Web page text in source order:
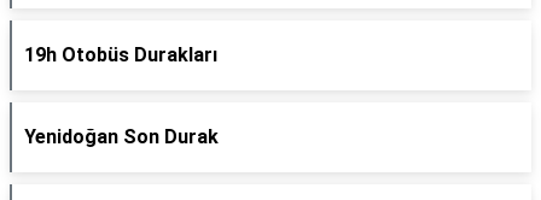
19h Otobüs Durakları
Yenidoğan Son Durak